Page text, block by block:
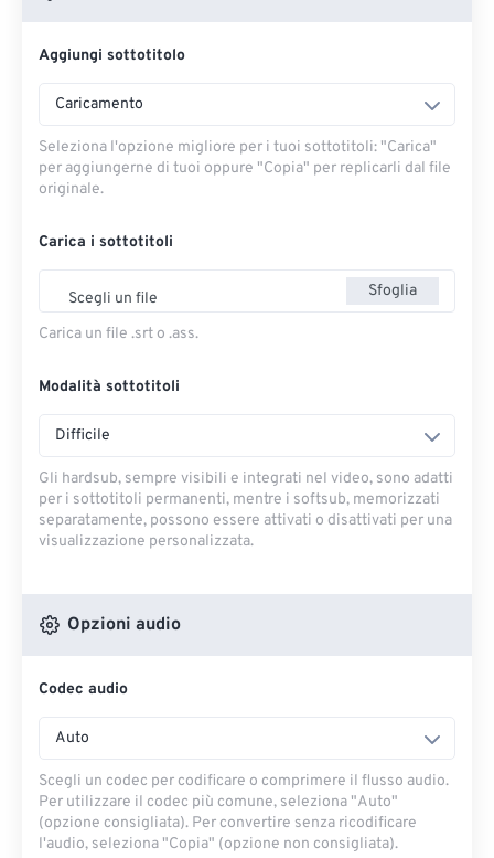
Aggiungi sottotitolo
Caricamento
Seleziona l'opzione migliore per i tuoi sottotitoli: "Carica" ​​
per aggiungerne di tuoi oppure "Copia" per replicarli dal file
originale.
Carica i sottotitoli
Scegli un file Sfoglia
Carica un file .srt o .ass.
Modalità sottotitoli
Difficile
Gli hardsub, sempre visibili e integrati nel video, sono adatti
per i sottotitoli permanenti, mentre i softsub, memorizzati
separatamente, possono essere attivati ​​o disattivati ​​per una
visualizzazione personalizzata.
Opzioni audio
Codec audio
Auto
Scegli un codec per codificare o comprimere il flusso audio.
Per utilizzare il codec più comune, seleziona "Auto"
(opzione consigliata). Per convertire senza ricodificare
l'audio, seleziona "Copia" (opzione non consigliata).